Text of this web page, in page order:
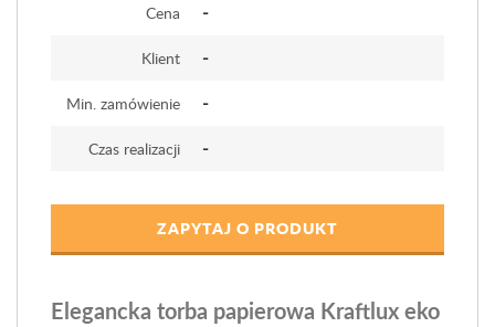
Cena -
Klient -
Min. zamówienie -
Czas realizacji -
ZAPYTAJ O PRODUKT
Elegancka torba papierowa Kraftlux eko